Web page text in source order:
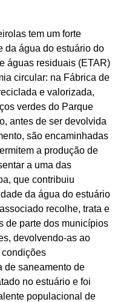
tem um forte
da água do estuário do
águas residuais (ETAR)
circular: na Fábrica de
e valorizada,
verdes do Parque
antes de ser devolvida
são encaminhadas
a produção de
a uma das
que contribuiu
da água do estuário
recolhe, trata e
de parte dos municípios
devolvendo-as ao
condições
de saneamento de
no estuário e foi
populacional de